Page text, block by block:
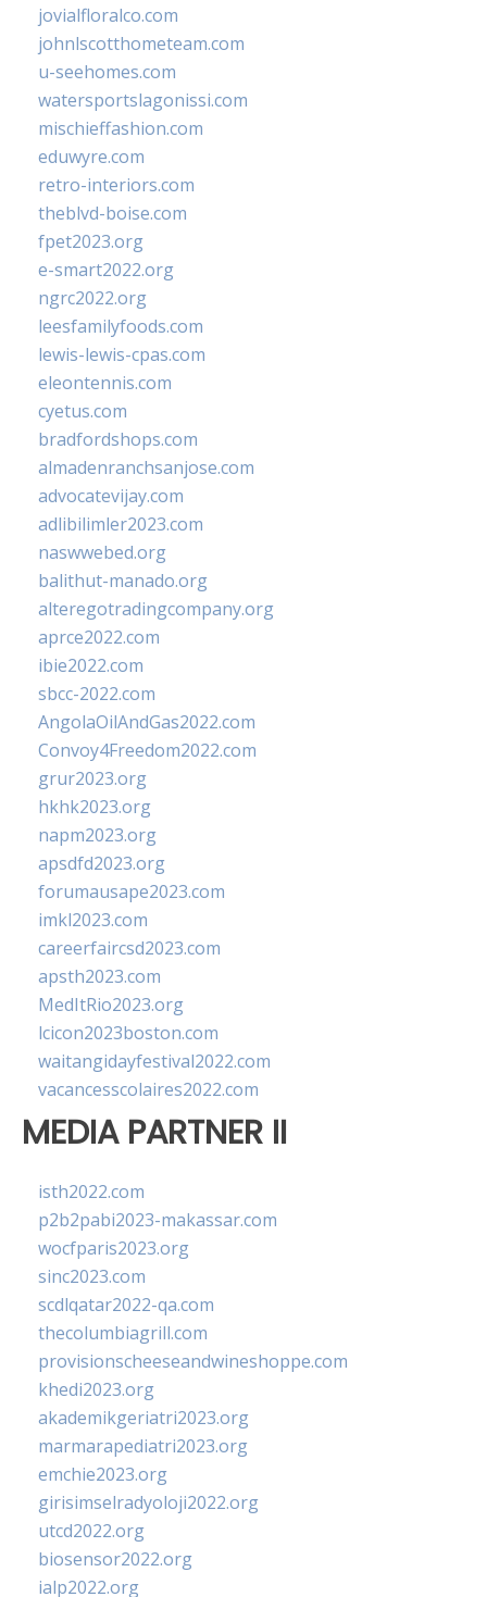
jovialfloralco.com
johnlscotthometeam.com
u-seehomes.com
watersportslagonissi.com
mischieffashion.com
eduwyre.com
retro-interiors.com
theblvd-boise.com
fpet2023.org
e-smart2022.org
ngrc2022.org
leesfamilyfoods.com
lewis-lewis-cpas.com
eleontennis.com
cyetus.com
bradfordshops.com
almadenranchsanjose.com
advocatevijay.com
adlibilimler2023.com
naswwebed.org
balithut-manado.org
alteregotradingcompany.org
aprce2022.com
ibie2022.com
sbcc-2022.com
AngolaOilAndGas2022.com
Convoy4Freedom2022.com
grur2023.org
hkhk2023.org
napm2023.org
apsdfd2023.org
forumausape2023.com
imkl2023.com
careerfaircsd2023.com
apsth2023.com
MedItRio2023.org
lcicon2023boston.com
waitangidayfestival2022.com
vacancesscolaires2022.com
MEDIA PARTNER II
isth2022.com
p2b2pabi2023-makassar.com
wocfparis2023.org
sinc2023.com
scdlqatar2022-qa.com
thecolumbiagrill.com
provisionscheeseandwineshoppe.com
khedi2023.org
akademikgeriatri2023.org
marmarapediatri2023.org
emchie2023.org
girisimselradyoloji2022.org
utcd2022.org
biosensor2022.org
ialp2022.org